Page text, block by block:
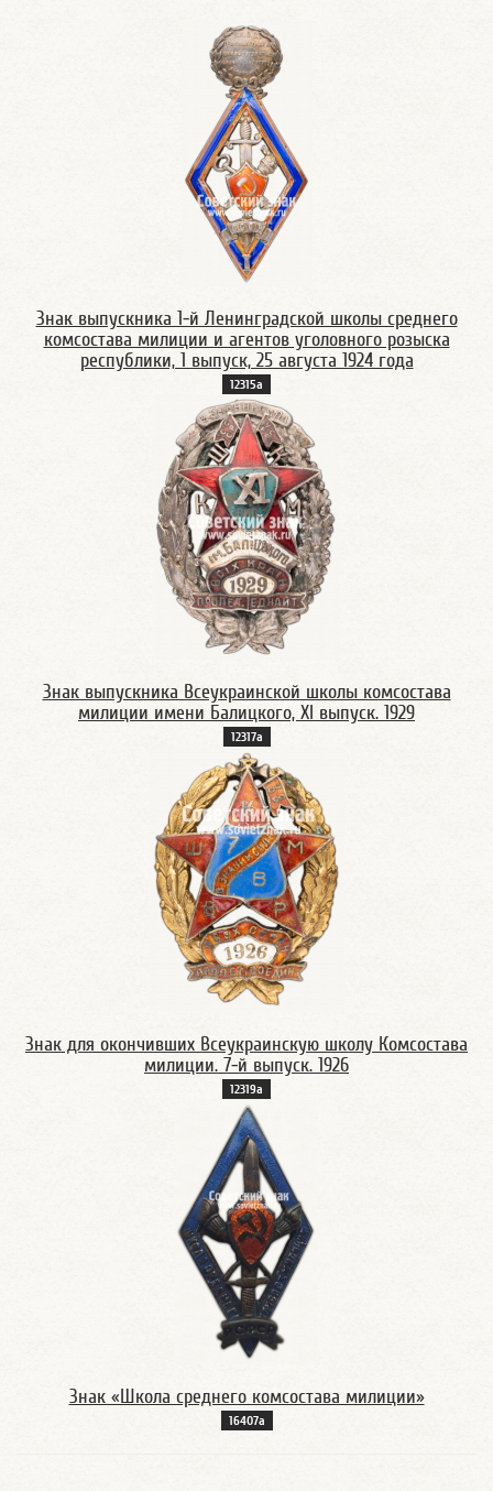
Знак выпускника 1-й Ленинградской школы среднего
комсостава милиции и агентов уголовного розыска
республики, 1 выпуск, 25 августа 1924 года
12315а
Знак выпускника Всеукраинской школы комсостава
милиции имени Балицкого, XI выпуск. 1929
12317а
Знак для окончивших Всеукраинскую школу Комсостава
милиции. 7-й выпуск. 1926
12319а
Знак «Школа среднего комсостава милиции»
16407а